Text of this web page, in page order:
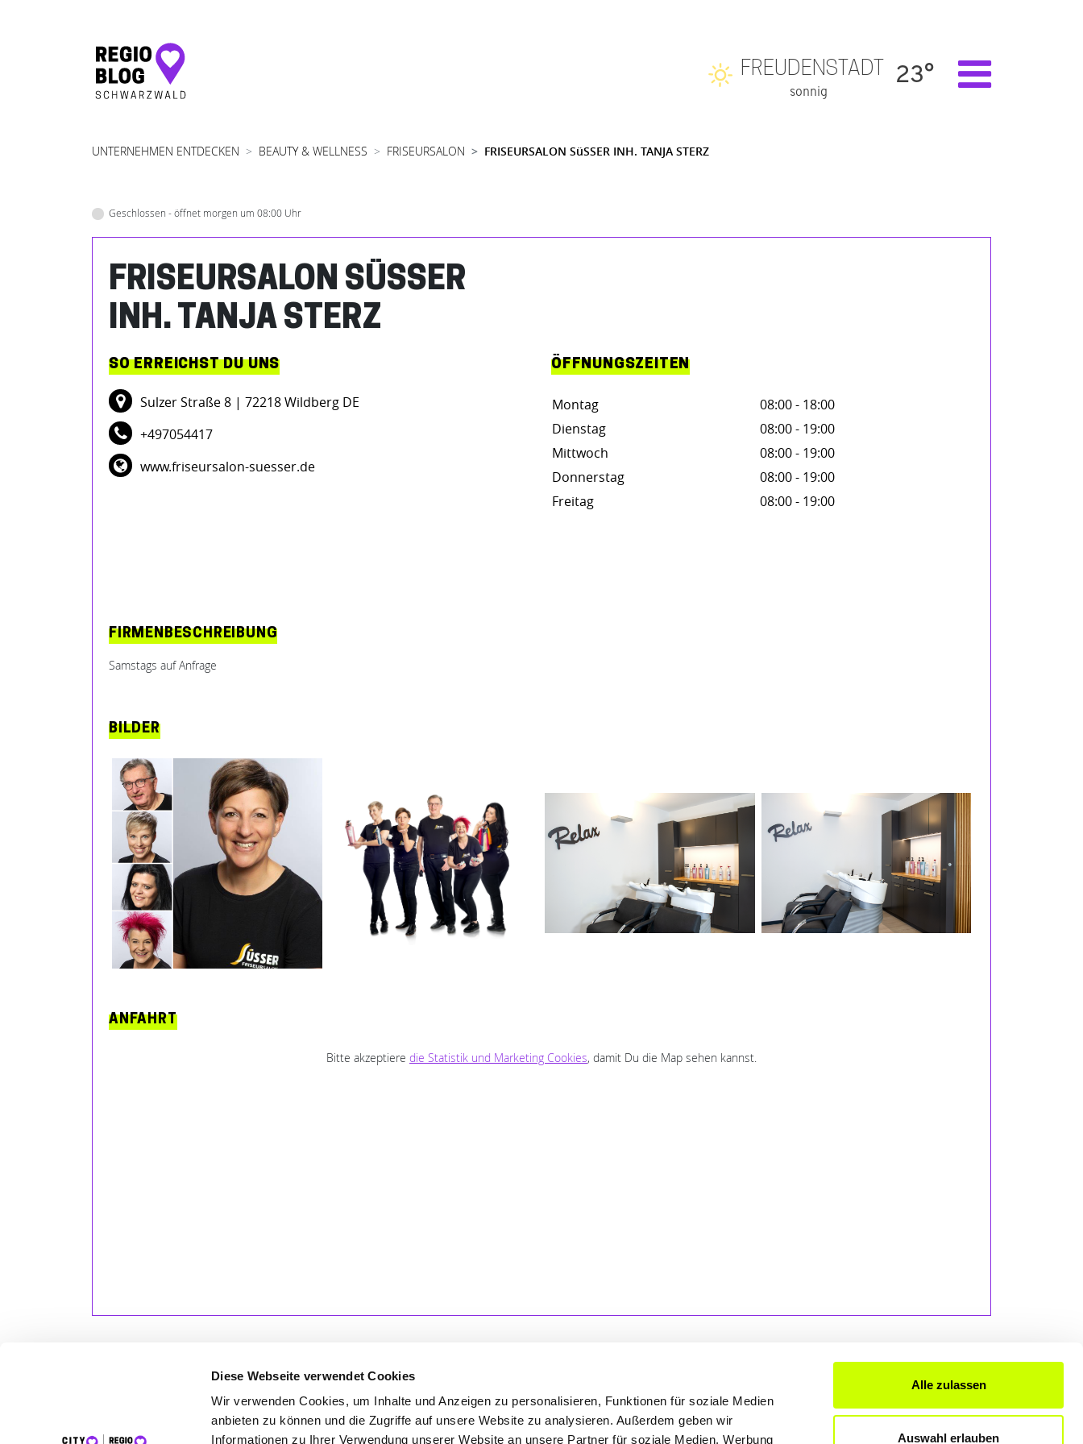
Diese Webseite verwendet Cookies
Wir verwenden Cookies, um Inhalte und Anzeigen zu personalisieren, Funktionen für soziale Medien
anbieten zu können und die Zugriffe auf unsere Website zu analysieren. Außerdem geben wir
Informationen zu Ihrer Verwendung unserer Website an unsere Partner für soziale Medien, Werbung
Alle zulassen
Auswahl erlauben
Hauptnavigation
FREUDENSTADT
sonnig
23°
UNTERNEHMEN ENTDECKEN BEAUTY & WELLNESS FRISEURSALON FRISEURSALON SüSSER INH. TANJA STERZ
Geschlossen - öffnet morgen um 08:00 Uhr
FRISEURSALON SÜSSER
INH. TANJA STERZ
SO ERREICHST DU UNS
Sulzer Straße 8 | 72218 Wildberg DE
+497054417
www.friseursalon-suesser.de
ÖFFNUNGSZEITEN
Montag
08:00 - 18:00
Dienstag
08:00 - 19:00
Mittwoch
08:00 - 19:00
Donnerstag
08:00 - 19:00
Freitag
08:00 - 19:00
FIRMENBESCHREIBUNG
Samstags auf Anfrage
BILDER
ANFAHRT
Bitte akzeptiere die Statistik und Marketing Cookies, damit Du die Map sehen kannst.
LET'S CONNECT SERVICE FÜR UNTERNEHMER